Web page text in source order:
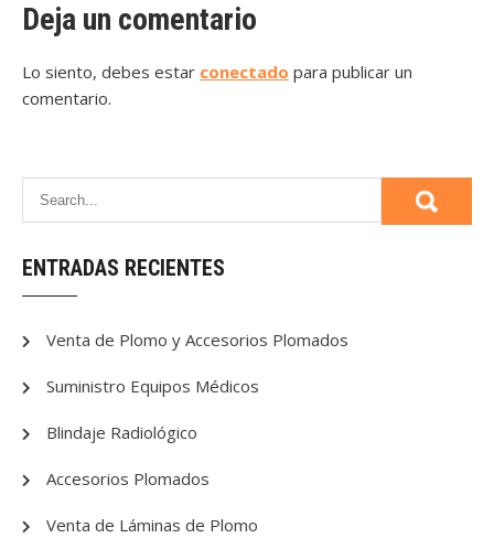
Deja un comentario
Lo siento, debes estar conectado para publicar un
comentario.
ENTRADAS RECIENTES
Venta de Plomo y Accesorios Plomados
Suministro Equipos Médicos
Blindaje Radiológico
Accesorios Plomados
Venta de Láminas de Plomo